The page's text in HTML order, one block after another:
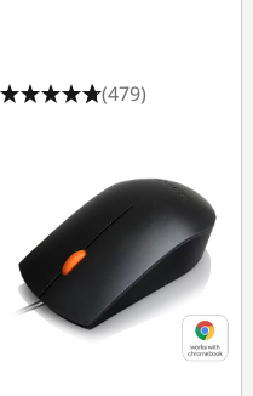
(479)